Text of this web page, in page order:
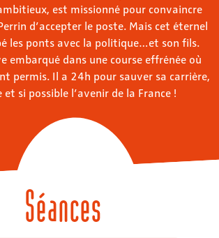
est missionné pour convaincre
d’accepter le poste. Mais cet éternel
les ponts avec la politique…et son fils.
embarqué dans une course effrénée où
permis. Il a 24h pour sauver sa carrière,
et si possible l’avenir de la France !
Séances